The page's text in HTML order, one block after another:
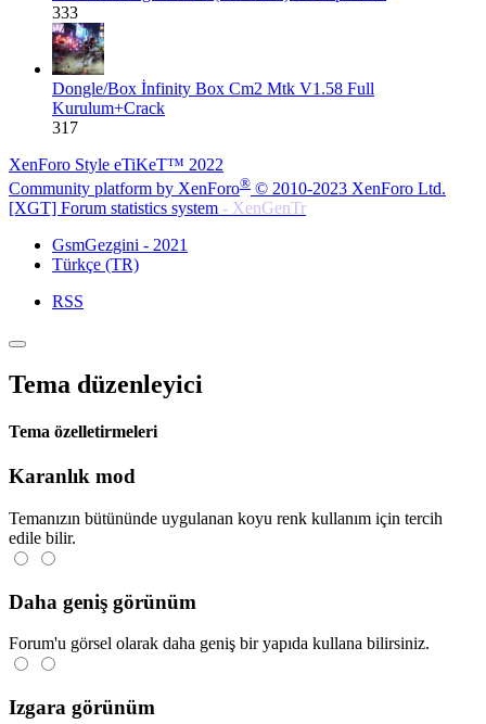
333
Dongle/Box İnfinity Box Cm2 Mtk V1.58 Full
Kurulum+Crack
317
XenForo Style eTiKeT™ 2022
Community platform by XenForo® © 2010-2023 XenForo Ltd.
[XGT] Forum statistics system - XenGenTr
GsmGezgini - 2021
Türkçe (TR)
RSS
Tema düzenleyici
Tema özelletirmeleri
Karanlık mod
Temanızın bütününde uygulanan koyu renk kullanım için tercih
edile bilir.
Daha geniş görünüm
Forum'u görsel olarak daha geniş bir yapıda kullana bilirsiniz.
Izgara görünüm